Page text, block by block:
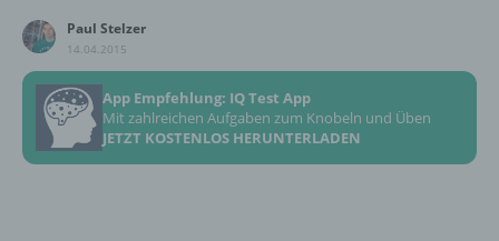
Paul Stelzer
14.04.2015
App Empfehlung: IQ Test App
Mit zahlreichen Aufgaben zum Knobeln und Üben
JETZT KOSTENLOS HERUNTERLADEN